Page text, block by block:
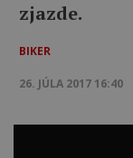
zjazde.
BIKER
26. JÚLA 2017 16:40